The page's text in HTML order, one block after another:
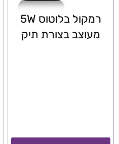
רמקול בלוטוס 5W
מעוצב בצורת תיק